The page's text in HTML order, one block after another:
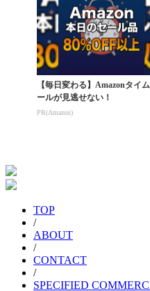
【毎日変わる】Amazonタイ
ールが見逃せない！
PR(Amazon)
TOP
/
ABOUT
/
CONTACT
/
SPECIFIED